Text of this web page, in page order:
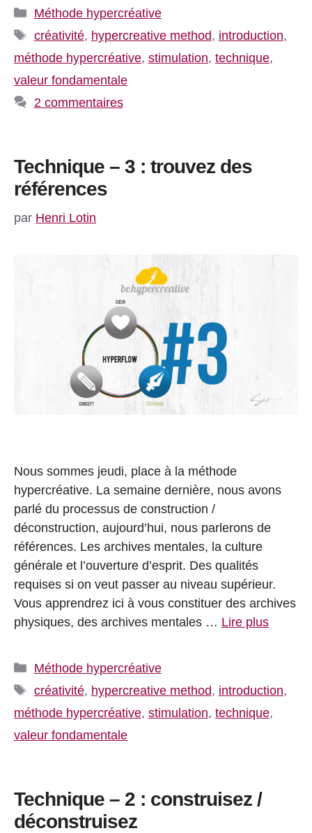
Catégories
Méthode hypercréative
Étiquettes
créativité, hypercreative method, introduction,
méthode hypercréative, stimulation, technique,
valeur fondamentale
2 commentaires
Technique – 3 : trouvez des
références
par Henri Lotin
Nous sommes jeudi, place à la méthode
hypercréative. La semaine dernière, nous avons
parlé du processus de construction /
déconstruction, aujourd’hui, nous parlerons de
références. Les archives mentales, la culture
générale et l’ouverture d’esprit. Des qualités
requises si on veut passer au niveau supérieur.
Vous apprendrez ici à vous constituer des archives
physiques, des archives mentales … Lire plus
Catégories
Méthode hypercréative
Étiquettes
créativité, hypercreative method, introduction,
méthode hypercréative, stimulation, technique,
valeur fondamentale
Technique – 2 : construisez /
déconstruisez